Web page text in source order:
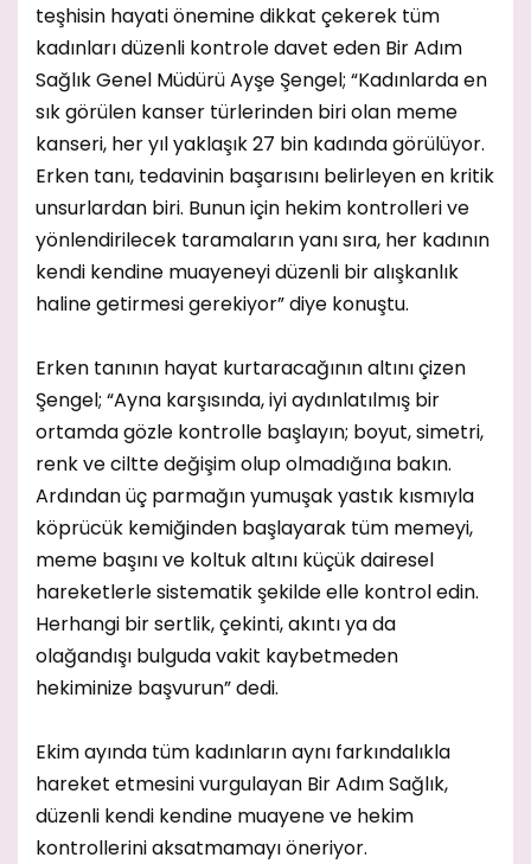
teşhisin hayati önemine dikkat çekerek tüm
kadınları düzenli kontrole davet eden Bir Adım
Sağlık Genel Müdürü Ayşe Şengel; “Kadınlarda en
sık görülen kanser türlerinden biri olan meme
kanseri, her yıl yaklaşık 27 bin kadında görülüyor.
Erken tanı, tedavinin başarısını belirleyen en kritik
unsurlardan biri. Bunun için hekim kontrolleri ve
yönlendirilecek taramaların yanı sıra, her kadının
kendi kendine muayeneyi düzenli bir alışkanlık
haline getirmesi gerekiyor” diye konuştu.
Erken tanının hayat kurtaracağının altını çizen
Şengel; “Ayna karşısında, iyi aydınlatılmış bir
ortamda gözle kontrolle başlayın; boyut, simetri,
renk ve ciltte değişim olup olmadığına bakın.
Ardından üç parmağın yumuşak yastık kısmıyla
köprücük kemiğinden başlayarak tüm memeyi,
meme başını ve koltuk altını küçük dairesel
hareketlerle sistematik şekilde elle kontrol edin.
Herhangi bir sertlik, çekinti, akıntı ya da
olağandışı bulguda vakit kaybetmeden
hekiminize başvurun” dedi.
Ekim ayında tüm kadınların aynı farkındalıkla
hareket etmesini vurgulayan Bir Adım Sağlık,
düzenli kendi kendine muayene ve hekim
kontrollerini aksatmamayı öneriyor.